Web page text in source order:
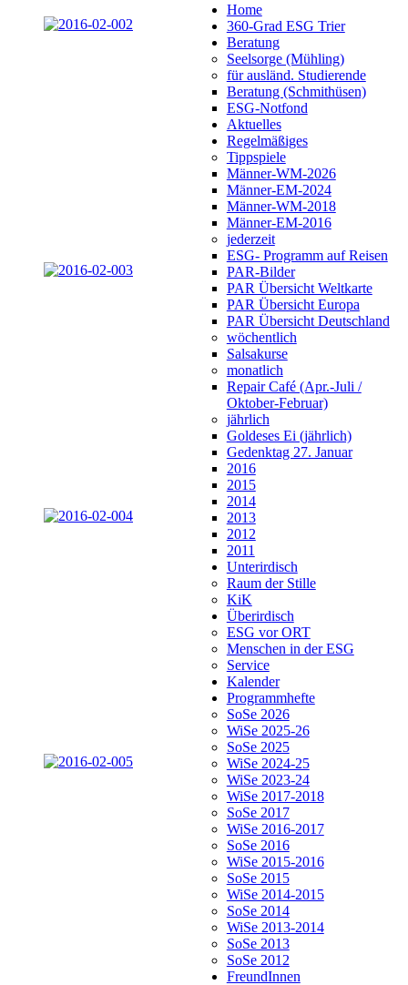
Home
360-Grad ESG Trier
Beratung
Seelsorge (Mühling)
für ausländ. Studierende
Beratung (Schmithüsen)
ESG-Notfond
Aktuelles
Regelmäßiges
Tippspiele
Männer-WM-2026
Männer-EM-2024
Männer-WM-2018
Männer-EM-2016
jederzeit
ESG- Programm auf Reisen
PAR-Bilder
PAR Übersicht Weltkarte
PAR Übersicht Europa
PAR Übersicht Deutschland
wöchentlich
Salsakurse
monatlich
Repair Café (Apr.-Juli /
Oktober-Februar)
jährlich
Goldeses Ei (jährlich)
Gedenktag 27. Januar
2016
2015
2014
2013
2012
2011
Unterirdisch
Raum der Stille
KiK
Überirdisch
ESG vor ORT
Menschen in der ESG
Service
Kalender
Programmhefte
SoSe 2026
WiSe 2025-26
SoSe 2025
WiSe 2024-25
WiSe 2023-24
WiSe 2017-2018
SoSe 2017
WiSe 2016-2017
SoSe 2016
WiSe 2015-2016
SoSe 2015
WiSe 2014-2015
SoSe 2014
WiSe 2013-2014
SoSe 2013
SoSe 2012
FreundInnen